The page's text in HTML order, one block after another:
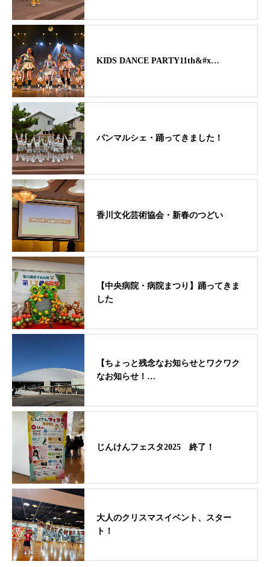
KIDS DANCE PARTY11th&#x…
パンマルシェ・踊ってきました！
香川文化芸術協会・新春のつどい
【中央病院・病院まつり】踊ってきま
した
【ちょっと残念なお知らせとワクワク
なお知らせ！…
じんけんフェスタ2025 終了！
大人のクリスマスイベント、スター
ト！